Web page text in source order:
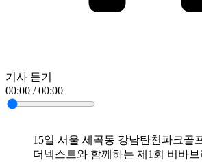
기사 듣기
00:00 / 00:00
15일 서울 세곡동 강남탄천파크골
더넥스트와 함께하는 제1회 비바